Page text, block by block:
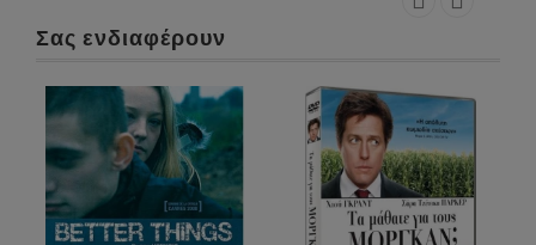
Σας ενδιαφέρουν